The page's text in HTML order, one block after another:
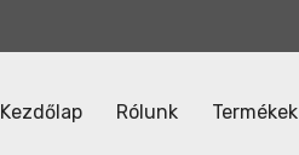
Kezdőlap Rólunk Termékek